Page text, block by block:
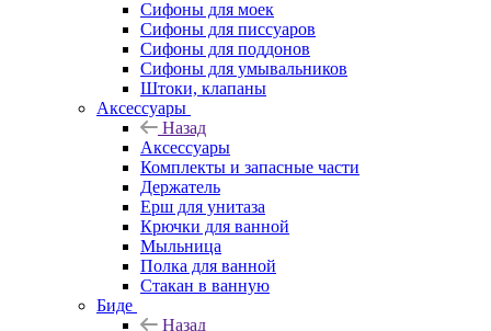
Сифоны для моек
Сифоны для писсуаров
Сифоны для поддонов
Сифоны для умывальников
Штоки, клапаны
Аксессуары
Назад
Аксессуары
Комплекты и запасные части
Держатель
Ерш для унитаза
Крючки для ванной
Мыльница
Полка для ванной
Стакан в ванную
Биде
Назад